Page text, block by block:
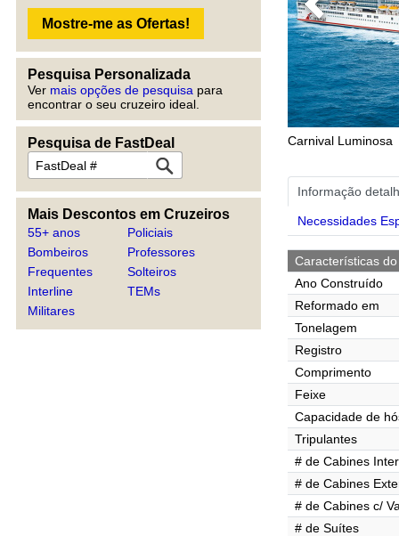
Pesquisa Personalizada
Ver mais opções de pesquisa para
encontrar o seu cruzeiro ideal.
Pesquisa de FastDeal
Mais Descontos em Cruzeiros
55+ anos
Bombeiros
Frequentes
Interline
Militares
Policiais
Professores
Solteiros
TEMs
Previous
Carnival Luminosa
Informação
Necessidades
Características
Ano Construído
Reformado em
Tonelagem
Registro
Comprimento
Feixe
Capacidade de
Tripulantes
# de Cabines
# de Cabines
# de Cabines c/
# de Suítes